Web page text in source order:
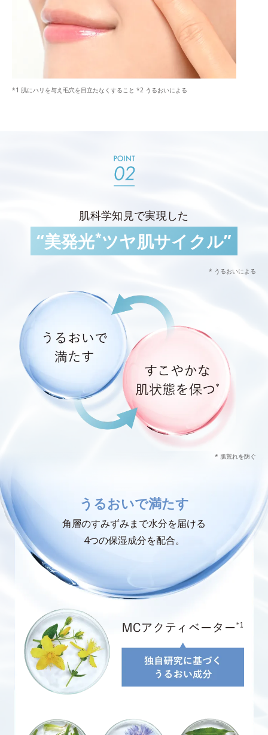
*1 肌にハリを与え毛穴を目立たなくすること *2 うるおいによる
肌科学知見で実現した
“美発光*ツヤ肌サイクル”
* うるおいによる
* 肌荒れを防ぐ
うるおいで満たす
角層のすみずみまで水分を届ける
4つの保湿成分を配合。